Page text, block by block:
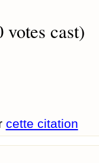
votes cast)
cette citation